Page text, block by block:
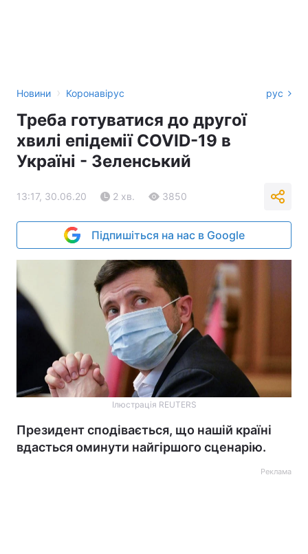
Новини › Коронавірус рус
Треба готуватися до другої
хвилі епідемії COVID-19 в
Україні - Зеленський
13:17, 30.06.20 2 хв. 3850
Підпишіться на нас в Google
Ілюстрація REUTERS
Президент сподівається, що нашій країні
вдасться оминути найгіршого сценарію.
Реклама